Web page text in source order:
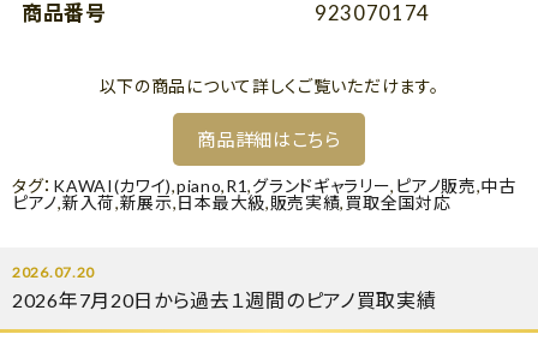
商品番号 923070174
以下の商品について詳しくご覧いただけます。
商品詳細はこちら
タグ： KAWAI(カワイ),piano,R1,グランドギャラリー, ピアノ販売,中古
ピアノ,新入荷,新展示,日本最大級,販売実績, 買取全国対応
2026.07.20
2026年7月20日から過去１週間のピアノ買取実績